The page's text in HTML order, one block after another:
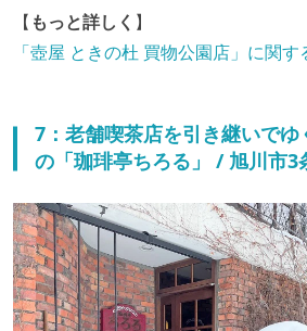
【 もっと詳しく 】
「壺屋 ときの杜 買物公園店」に関
7：老舗喫茶店を引き継いで
の「珈琲亭ちろる」 / 旭川市3